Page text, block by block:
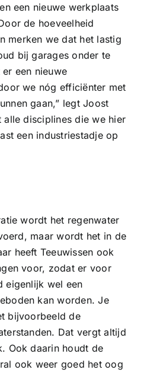
een nieuwe werkplaats
de hoeveelheid
merken we dat het lastig
bij garages onder te
een nieuwe
we nóg efficiënter met
gaan,” legt Joost
alle disciplines die we hier
een industriestadje op
wordt het regenwater
maar wordt het in de
heeft Teeuwissen ook
voor, zodat er voor
eigenlijk wel een
kan worden. Je
bijvoorbeeld de
Dat vergt altijd
Ook daarin houdt de
ook weer goed het oog